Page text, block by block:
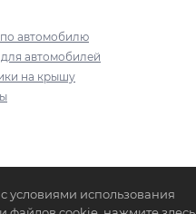
автомобилю
автомобилей
на крышу
условиями использования